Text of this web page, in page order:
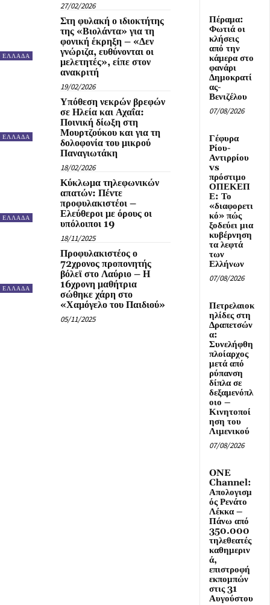
27/02/2026
ΕΛΛΑΔΑ
Στη φυλακή ο ιδιοκτήτης
της «Βιολάντα» για τη
φονική έκρηξη – «Δεν
γνώριζα, ευθύνονται οι
μελετητές», είπε στον
ανακριτή
19/02/2026
ΕΛΛΑΔΑ
Υπόθεση νεκρών βρεφών
σε Ηλεία και Αχαΐα:
Ποινική δίωξη στη
Μουρτζούκου και για τη
δολοφονία του μικρού
Παναγιωτάκη
18/02/2026
ΕΛΛΑΔΑ
Κύκλωμα τηλεφωνικών
απατών: Πέντε
προφυλακιστέοι –
Ελεύθεροι με όρους οι
υπόλοιποι 19
18/11/2025
ΕΛΛΑΔΑ
Προφυλακιστέος ο
72χρονος προπονητής
βόλεϊ στο Λαύριο – Η
16χρονη μαθήτρια
σώθηκε χάρη στο
«Χαμόγελο του Παιδιού»
05/11/2025
Πέραμα:
Φωτιά οι
κλήσεις
από την
κάμερα στο
φανάρι
Δημοκρατί
ας-
Βενιζέλου
07/08/2026
Γέφυρα
Ρίου-
Αντιρρίου
vs
πρόστιμο
ΟΠΕΚΕΠ
Ε: Το
«διαφορετι
κό» πώς
ξοδεύει μια
κυβέρνηση
τα λεφτά
των
Ελλήνων
07/08/2026
Πετρελαιοκ
ηλίδες στη
Δραπετσών
α:
Συνελήφθη
πλοίαρχος
μετά από
ρύπανση
δίπλα σε
δεξαμενόπλ
οιο –
Κινητοποί
ηση του
Λιμενικού
07/08/2026
ONE
Channel:
Απολογισμ
ός Ρενάτο
Λέκκα –
Πάνω από
350.000
τηλεθεατές
καθημεριν
ά,
επιστροφή
εκπομπών
στις 31
Αυγούστου